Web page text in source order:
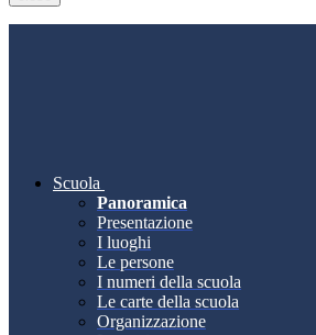
Scuola
Panoramica
Presentazione
I luoghi
Le persone
I numeri della scuola
Le carte della scuola
Organizzazione